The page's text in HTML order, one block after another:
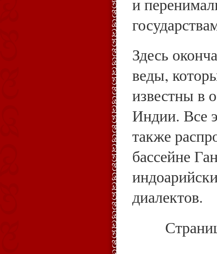
и
Здесь
веды,
известны в
Индии. Все
также
бассейне
диалектов.